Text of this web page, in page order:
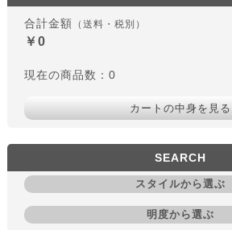
合計金額 （送料・税別）
￥0
現在の商品数：0
カートの中身を見る
SEARCH
スタイルから選ぶ
明度から選ぶ